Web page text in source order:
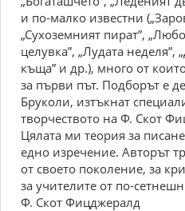
и по-малко известни
„Сухоземният пират”,
целувка”, „Лудата неделя”,
къща” и др.), много от
за първи път. Подборът е
Бруколи, изтъкнат
творчеството на Ф. Скот
Цялата ми теория за
едно изречение. Авторът
от своето поколение, за
за учителите от по-
Ф. Скот Фицджералд